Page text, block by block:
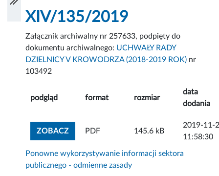
XIV/135/2019
Załącznik archiwalny nr 257633, podpięty do
dokumentu archiwalnego: UCHWAŁY RADY
DZIELNICY V KROWODRZA (2018-2019 ROK) nr
103492
podgląd format rozmiar
data
dodania
ZOBACZZOBACZ ZAŁĄCZNIK
PDF 145.6 kB
2019-11-
11:58:30
Ponowne wykorzystywanie informacji sektora
publicznego - odmienne zasady